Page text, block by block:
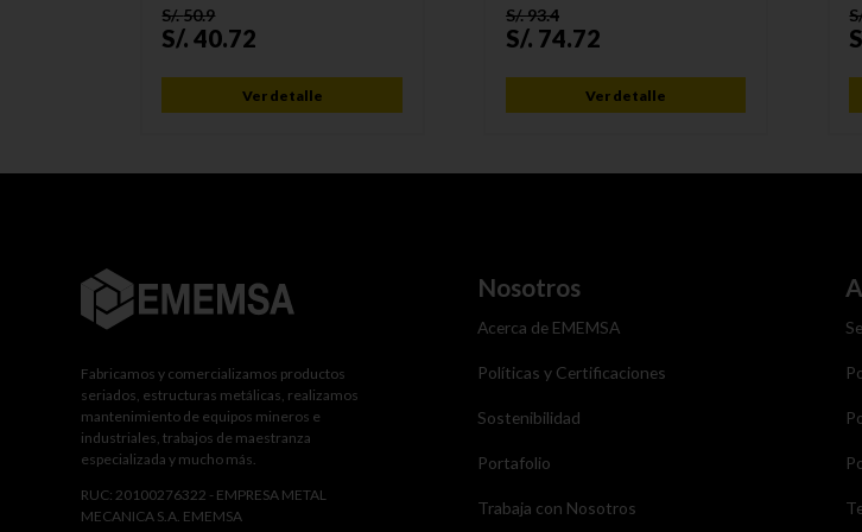
S/.50.9
S/.40.72
Ver detalle
S/.93.4
S/. 74.72
Ver detalle
Fabricamos y comercializamos productos
seriados, estructuras metálicas, realizamos
mantenimiento de equipos mineros e
industriales, trabajos de maestranza
especializada y mucho más.
RUC: 20100276322 - EMPRESA METAL
MECANICA S.A. EMEMSA
Nosotros
Acerca de EMEMSA
Políticas y Certificaciones
Sostenibilidad
Portafolio
Trabaja con Nosotros